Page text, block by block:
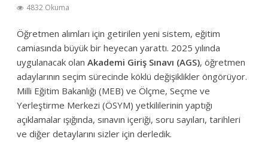
4832 Okuma
Öğretmen alımları için getirilen yeni sistem, eğitim
camiasında büyük bir heyecan yarattı. 2025 yılında
uygulanacak olanAkademi Giriş Sınavı (AGS), öğretmen
adaylarının seçim sürecinde köklü değişiklikler öngörüyor.
Milli Eğitim Bakanlığı (MEB) ve Ölçme, Seçme ve
Yerleştirme Merkezi (ÖSYM) yetkililerinin yaptığı
açıklamalar ışığında, sınavın içeriği, soru sayıları, tarihleri
ve diğer detaylarını sizler için derledik.